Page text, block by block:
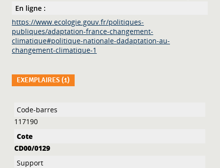
En ligne :
https://www.ecologie.gouv.fr/politiques-
publiques/adaptation-france-changement-
climatique#politique-nationale-dadaptation-au-
changement-climatique-1
EXEMPLAIRES (1)
Liste des exemplaires
117190
CD00/0129